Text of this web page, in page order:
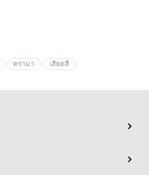
ดรามา เสียดสี